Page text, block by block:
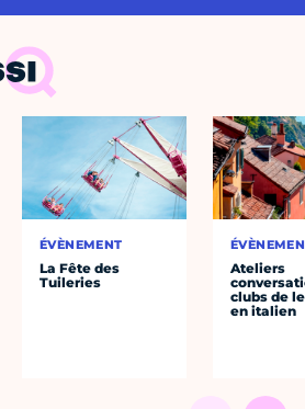
ÉVÈNEMENT
La Fête des
Tuileries
Ateliers
clubs de
en italien